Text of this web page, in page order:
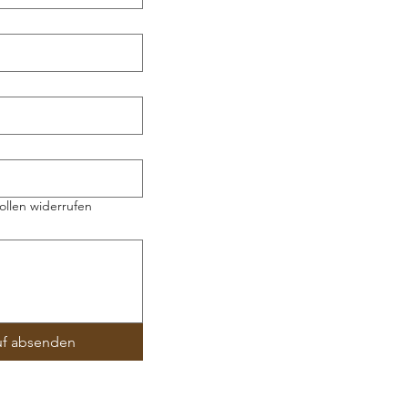
widerrufen
absenden